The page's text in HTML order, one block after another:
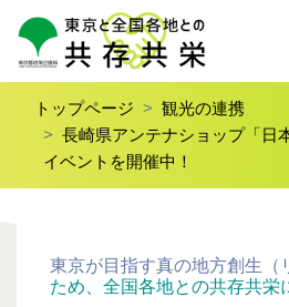
トップページ
観光の連携
長崎県アンテナショップ「日
イベントを開催中！
東京が目指す真の地方創生（
ため、全国各地との共存共栄